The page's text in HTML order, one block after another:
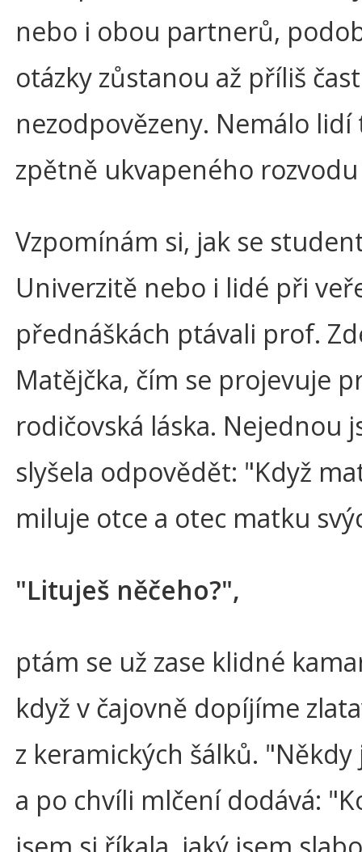
nebo i obou partnerů,
otázky zůstanou až příliš
nezodpovězeny. Nemálo lidí
zpětně ukvapeného
Vzpomínám si, jak se
Univerzitě nebo i lidé při
přednáškách ptávali prof.
Matějčka, čím se projevuje
rodičovská láska. Nejednou
slyšela odpovědět: "Když
miluje otce a otec matku
"Lituješ něčeho?",
ptám se už zase klidné
když v čajovně dopíjíme
z keramických šálků. "Někdy
a po chvíli mlčení dodává: